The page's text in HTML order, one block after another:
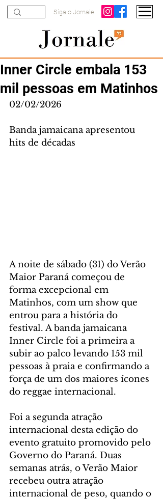
Siga o Jornale
Inner Circle embala 153
mil pessoas em Matinhos
02/02/2026
Banda jamaicana apresentou
hits de décadas
A noite de sábado (31) do Verão
Maior Paraná começou de
forma excepcional em
Matinhos, com um show que
entrou para a história do
festival. A banda jamaicana
Inner Circle foi a primeira a
subir ao palco levando 153 mil
pessoas à praia e confirmando a
força de um dos maiores ícones
do reggae internacional.
Foi a segunda atração
internacional desta edição do
evento gratuito promovido pelo
Governo do Paraná. Duas
semanas atrás, o Verão Maior
recebeu outra atração
internacional de peso, quando o